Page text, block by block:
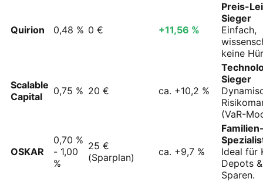
Quirion 0,48 % 0 € +11,56 %
Preis-
Sieger
Einfach,
keine
Scalable
Capital
0,75 % 20 € ca. +10,2 %
Sieger
(VaR-
OSKAR
0,70 %
- 1,00
%
25 €
(Sparplan)
ca. +9,7 %
Ideal für
Depots
Sparen.